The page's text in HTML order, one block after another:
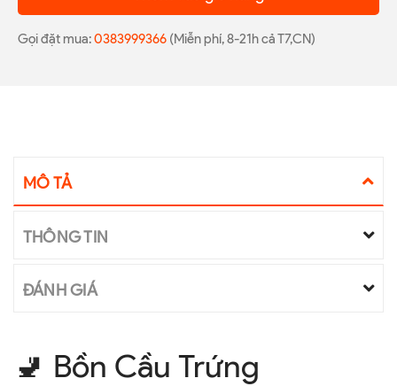
Gọi đặt mua:0383999366 (Miễn phí, 8-21h cả T7,CN)
MÔ TẢ
THÔNG TIN
ĐÁNH GIÁ
🚽 Bồn Cầu Trứng